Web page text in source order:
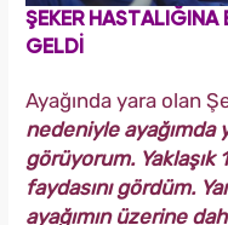
ŞEKER HASTALIĞINA
GELDİ
Ayağında yara olan
nedeniyle
görüyorum. Yaklaşık
faydasını gördüm.
ayağımın üzerine